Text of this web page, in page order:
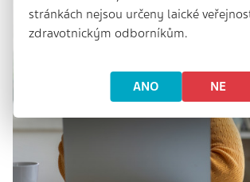
stránkách nejsou určeny laické
zdravotnickým odborníkům.
ANO NE